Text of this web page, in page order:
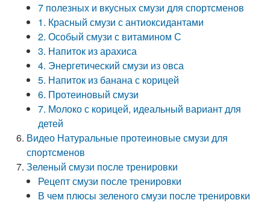
7 полезных и вкусных смузи для спортсменов
1. Красный смузи с антиоксидантами
2. Особый смузи с витамином С
3. Напиток из арахиса
4. Энергетический смузи из овса
5. Напиток из банана с корицей
6. Протеиновый смузи
7. Молоко с корицей, идеальный вариант для
детей
Видео Натуральные протеиновые смузи для
спортсменов
Зеленый смузи после тренировки
Рецепт смузи после тренировки
В чем плюсы зеленого смузи после тренировки